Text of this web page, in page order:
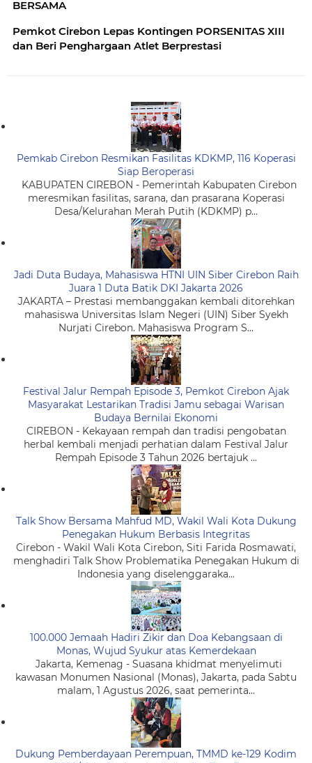
BERSAMA
Pemkot Cirebon Lepas Kontingen PORSENITAS XIII
dan Beri Penghargaan Atlet Berprestasi
Pemkab Cirebon Resmikan Fasilitas KDKMP, 116 Koperasi
Siap Beroperasi
KABUPATEN CIREBON - Pemerintah Kabupaten Cirebon
meresmikan fasilitas, sarana, dan prasarana Koperasi
Desa/Kelurahan Merah Putih (KDKMP) p...
Jadi Duta Budaya, Mahasiswa HTNI UIN Siber Cirebon Raih
Juara 1 Duta Batik DKI Jakarta 2026
JAKARTA – Prestasi membanggakan kembali ditorehkan
mahasiswa Universitas Islam Negeri (UIN) Siber Syekh
Nurjati Cirebon. Mahasiswa Program S...
Festival Jalur Rempah Episode 3, Pemkot Cirebon Ajak
Masyarakat Lestarikan Tradisi Jamu sebagai Warisan
Budaya Bernilai Ekonomi
CIREBON - Kekayaan rempah dan tradisi pengobatan
herbal kembali menjadi perhatian dalam Festival Jalur
Rempah Episode 3 Tahun 2026 bertajuk ...
Talk Show Bersama Mahfud MD, Wakil Wali Kota Dukung
Penegakan Hukum Berbasis Integritas
Cirebon - Wakil Wali Kota Cirebon, Siti Farida Rosmawati,
menghadiri Talk Show Problematika Penegakan Hukum di
Indonesia yang diselenggaraka...
100.000 Jemaah Hadiri Zikir dan Doa Kebangsaan di
Monas, Wujud Syukur atas Kemerdekaan
Jakarta, Kemenag - Suasana khidmat menyelimuti
kawasan Monumen Nasional (Monas), Jakarta, pada Sabtu
malam, 1 Agustus 2026, saat pemerinta...
Dukung Pemberdayaan Perempuan, TMMD ke-129 Kodim